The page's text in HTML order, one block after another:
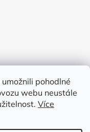
pohodlné
webu neustále
Více